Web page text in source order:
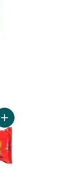
croustillant au
Ajouter Les biscuits